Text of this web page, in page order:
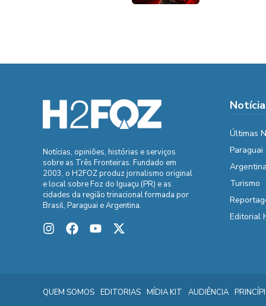
Notícias, opiniões, histórias e serviços
sobre as Três Fronteiras. Fundado em
2003, o H2FOZ produz jornalismo original
e local sobre Foz do Iguaçu (PR) e as
cidades da região trinacional formada por
Brasil, Paraguai e Argentina.
Últimas
Paraguai
Turismo
Editorial
QUEM SOMOS EDITORIAS MÍDIA KIT AUDIÊNCIA